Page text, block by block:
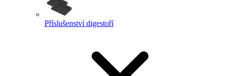
Příslušenství digestoří